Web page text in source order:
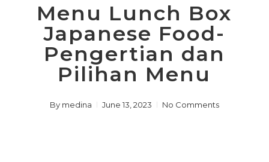
Menu Lunch Box
Japanese Food-
Pengertian dan
Pilihan Menu
By medina June 13, 2023 No Comments